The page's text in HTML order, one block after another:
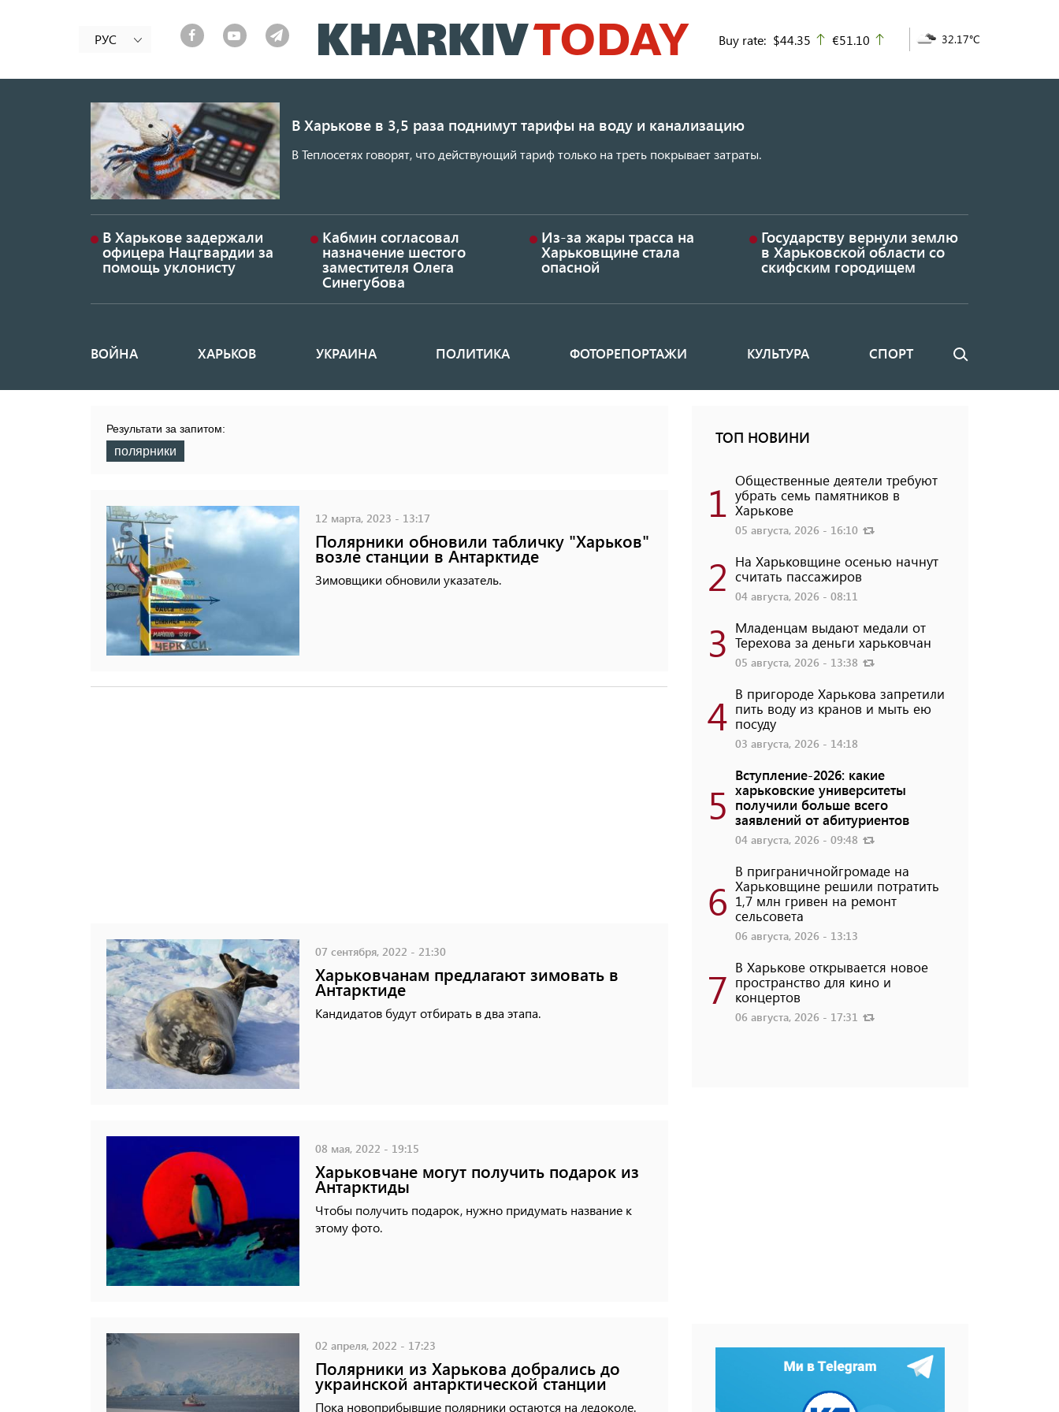
к
основному
РУС Buy rate: $44.35 up
€51.10 32.17°C
В Харькове в 3,5 раза поднимут тарифы на воду и канализацию
В Теплосетях говорят, что действующий тариф только на треть покрывает затраты.
В Харькове задержали
офицера Нацгвардии за
помощь уклонисту
Кабмин согласовал
назначение шестого
заместителя Олега
Синегубова
Из-за жары трасса на
Харьковщине стала
опасной
Государству вернули землю
в Харьковской области со
скифским городищем
Основная
ВОЙНА ХАРЬКОВ УКРАИНА ПОЛИТИКА ФОТОРЕПОРТАЖИ КУЛЬТУРА СПОРТ Поиск
Результати за запитом:
полярники
12 марта, 2023 - 13:17
Полярники обновили табличку "Харьков"
возле станции в Антарктиде
Зимовщики обновили указатель.
07 сентября, 2022 - 21:30
Харьковчанам предлагают зимовать в
Антарктиде
Кандидатов будут отбирать в два этапа.
08 мая, 2022 - 19:15
Харьковчане могут получить подарок из
Антарктиды
Чтобы получить подарок, нужно придумать название к
этому фото.
02 апреля, 2022 - 17:23
Полярники из Харькова добрались до
украинской антарктической станции
Пока новоприбывшие полярники остаются на ледоколе.
ТОП НОВИНИ
1 Общественные деятели требуют
убрать семь памятников в
Харькове
05 августа, 2026 - 16:10
2 На Харьковщине осенью начнут
считать пассажиров
04 августа, 2026 - 08:11
3 Младенцам выдают медали от
Терехова за деньги харьковчан
05 августа, 2026 - 13:38
4 В пригороде Харькова запретили
пить воду из кранов и мыть ею
посуду
03 августа, 2026 - 14:18
5
Вступление-2026: какие
харьковские университеты
получили больше всего
заявлений от абитуриентов
04 августа, 2026 - 09:48
6
В приграничнойгромаде на
Харьковщине решили потратить
1,7 млн ​​гривен на ремонт
сельсовета
06 августа, 2026 - 13:13
7 В Харькове открывается новое
пространство для кино и
концертов
06 августа, 2026 - 17:31